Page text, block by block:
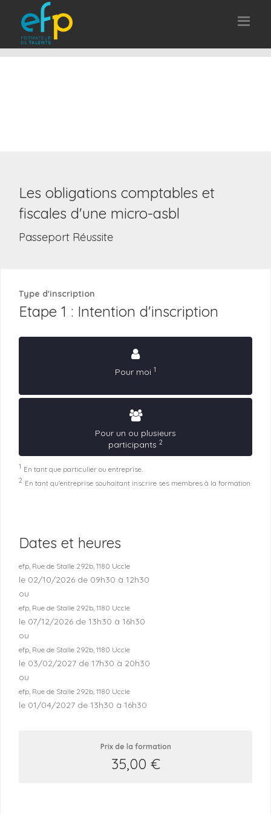
Les obligations comptables et
fiscales d'une micro-asbl
Passeport Réussite
Type d'inscription
Etape 1 : Intention d'inscription
Pour moi 1
Pour un ou plusieurs
participants 2
1 En tant que particulier ou entreprise.
2 En tant qu'entreprise souhaitant inscrire ses membres à la formation.
Dates et heures
efp, Rue de Stalle 292b, 1180 Uccle
le 02/10/2026 de 09h30 à 12h30
ou
efp, Rue de Stalle 292b, 1180 Uccle
le 07/12/2026 de 13h30 à 16h30
ou
efp, Rue de Stalle 292b, 1180 Uccle
le 03/02/2027 de 17h30 à 20h30
ou
efp, Rue de Stalle 292b, 1180 Uccle
le 01/04/2027 de 13h30 à 16h30
Prix de la formation
35,00 €